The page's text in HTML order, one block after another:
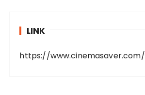
LINK
https://www.cinemasaver.com/